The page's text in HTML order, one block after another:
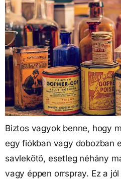
Biztos vagyok benne, hogy
egy fiókban vagy dobozban
savlekötő, esetleg néhány
vagy éppen orrspray. Ez a